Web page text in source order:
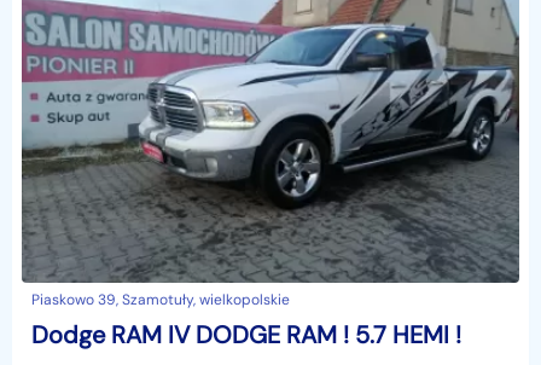
Piaskowo 39, Szamotuły, wielkopolskie
Dodge RAM IV DODGE RAM ! 5.7 HEMI !